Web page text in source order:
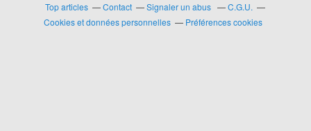
Top articles
Contact Signaler un abus
C.G.U.
Cookies et données personnelles
Préférences cookies